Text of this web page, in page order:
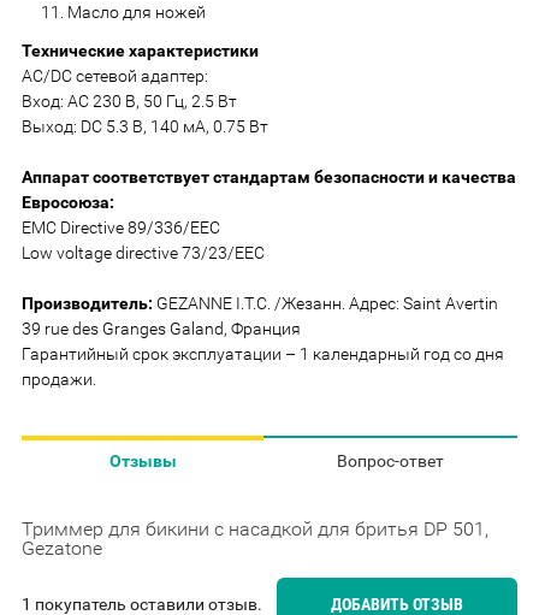
Масло для ножей
Технические характеристики
AC/DC сетевой адаптер:
Вход: АС 230 В, 50 Гц, 2.5 Вт
Выход: DC 5.3 В, 140 мА, 0.75 Вт
Аппарат соответствует стандартам безопасности и качества
Евросоюза:
EMC Directive 89/336/EEC
Low voltage directive 73/23/EEC
Производитель: GEZANNE I.T.C. /Жезанн. Адрес: Saint Avertin
39 rue des Granges Galand, Франция
Гарантийный срок эксплуатации – 1 календарный год со дня
продажи.
Отзывы Вопрос-ответ
Триммер для бикини с насадкой для бритья DP 501,
Gezatone
1 покупатель оставили отзыв. ДОБАВИТЬ ОТЗЫВ